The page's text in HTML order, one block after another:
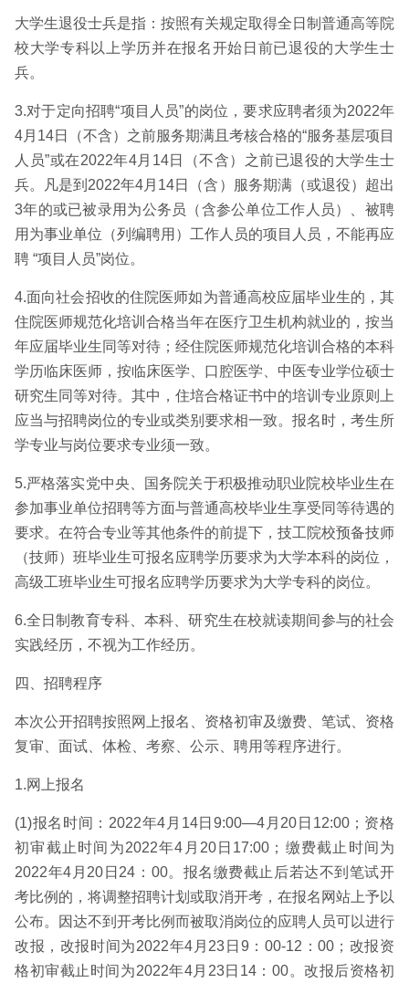
大学生退役士兵是指：按照有关规定取得全日制普通高等院
校大学专科以上学历并在报名开始日前已退役的大学生士
兵。
3.对于定向招聘“项目人员”的岗位，要求应聘者须为2022年
4月14日（不含）之前服务期满且考核合格的“服务基层项目
人员”或在2022年4月14日（不含）之前已退役的大学生士
兵。凡是到2022年4月14日（含）服务期满（或退役）超出
3年的或已被录用为公务员（含参公单位工作人员）、被聘
用为事业单位（列编聘用）工作人员的项目人员，不能再应
聘 “项目人员”岗位。
4.面向社会招收的住院医师如为普通高校应届毕业生的，其
住院医师规范化培训合格当年在医疗卫生机构就业的，按当
年应届毕业生同等对待；经住院医师规范化培训合格的本科
学历临床医师，按临床医学、口腔医学、中医专业学位硕士
研究生同等对待。其中，住培合格证书中的培训专业原则上
应当与招聘岗位的专业或类别要求相一致。报名时，考生所
学专业与岗位要求专业须一致。
5.严格落实党中央、国务院关于积极推动职业院校毕业生在
参加事业单位招聘等方面与普通高校毕业生享受同等待遇的
要求。在符合专业等其他条件的前提下，技工院校预备技师
（技师）班毕业生可报名应聘学历要求为大学本科的岗位，
高级工班毕业生可报名应聘学历要求为大学专科的岗位。
6.全日制教育专科、本科、研究生在校就读期间参与的社会
实践经历，不视为工作经历。
四、招聘程序
本次公开招聘按照网上报名、资格初审及缴费、笔试、资格
复审、面试、体检、考察、公示、聘用等程序进行。
1.网上报名
(1)报名时间：2022年4月14日9:00—4月20日12:00；资格
初审截止时间为2022年4月20日17:00；缴费截止时间为
2022年4月20日24：00。报名缴费截止后若达不到笔试开
考比例的，将调整招聘计划或取消开考，在报名网站上予以
公布。因达不到开考比例而被取消岗位的应聘人员可以进行
改报，改报时间为2022年4月23日9：00-12：00；改报资
格初审截止时间为2022年4月23日14：00。改报后资格初